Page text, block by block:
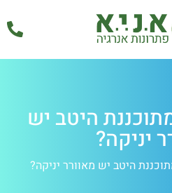
היטב יש
יניקה?
היטב יש מאוורר יניקה?